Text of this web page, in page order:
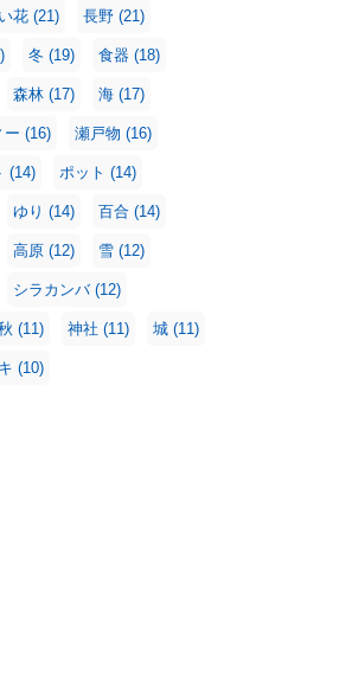
花 (21) 長野 (21)
冬 (19) 食器 (18)
森林 (17) 海 (17)
ー (16) 瀬戸物 (16)
(14) ポット (14)
ゆり (14) 百合 (14)
高原 (12) 雪 (12)
シラカンバ (12)
(11) 神社 (11) 城 (11)
(10)